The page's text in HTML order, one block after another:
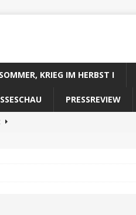
KRIEG IM HERBST I
PRESSREVIEW